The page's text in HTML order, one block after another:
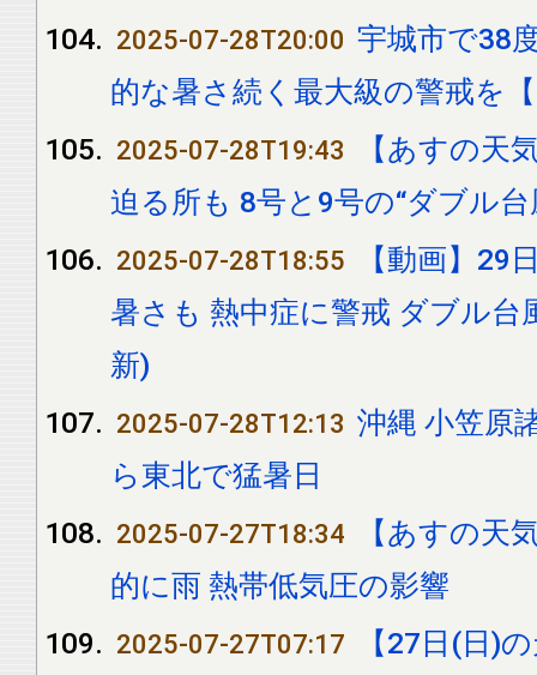
2025-07-28T20:00 宇城市で38
的な暑さ続く最大級の警戒を
2025-07-28T19:43
【あすの天
迫る所も 8号と9号の“ダブル
2025-07-28T18:55
【動画】29
暑さも 熱中症に警戒 ダブル台
新)
2025-07-28T12:13 沖縄 小笠原
ら東北で猛暑日
2025-07-27T18:34
【あすの天
的に雨 熱帯低気圧の影響
2025-07-27T07:17
【27日(日)